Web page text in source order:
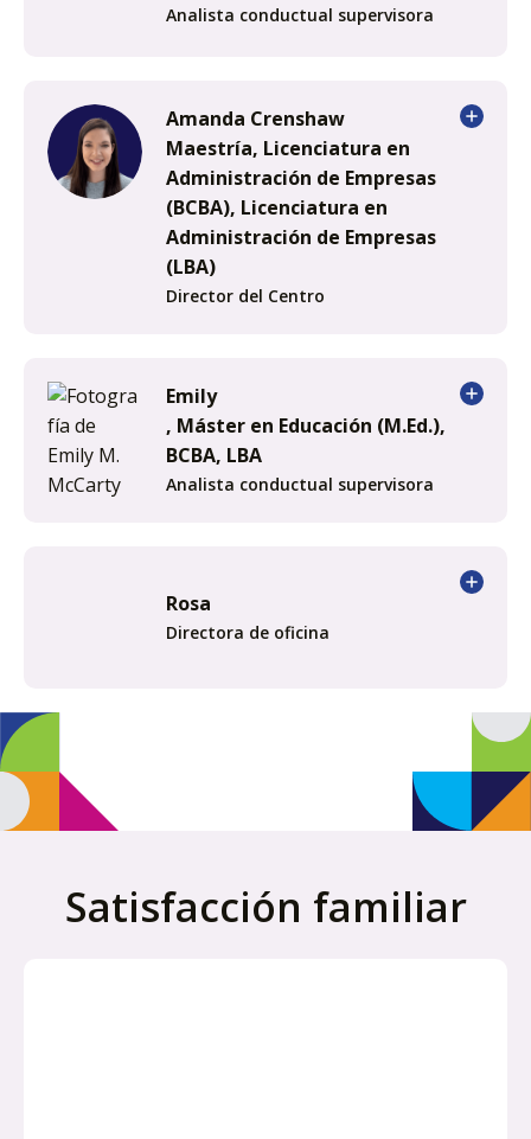
Analista conductual supervisora
Amanda Crenshaw
Maestría, Licenciatura en
Administración de Empresas
(BCBA), Licenciatura en
Administración de Empresas
(LBA)
Director del Centro
Emily
, Máster en Educación (M.Ed.),
BCBA, LBA
Analista conductual supervisora
Rosa
Directora de oficina
Satisfacción familiar